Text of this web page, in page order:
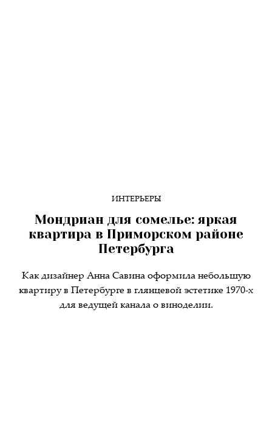
ИНТЕРЬЕРЫ
Мондриан для сомелье: яркая
квартира в Приморском районе
Петербурга
Как дизайнер Анна Савина оформила небольшую
квартиру в Петербурге в глянцевой эстетике 1970-х
для ведущей канала о виноделии.